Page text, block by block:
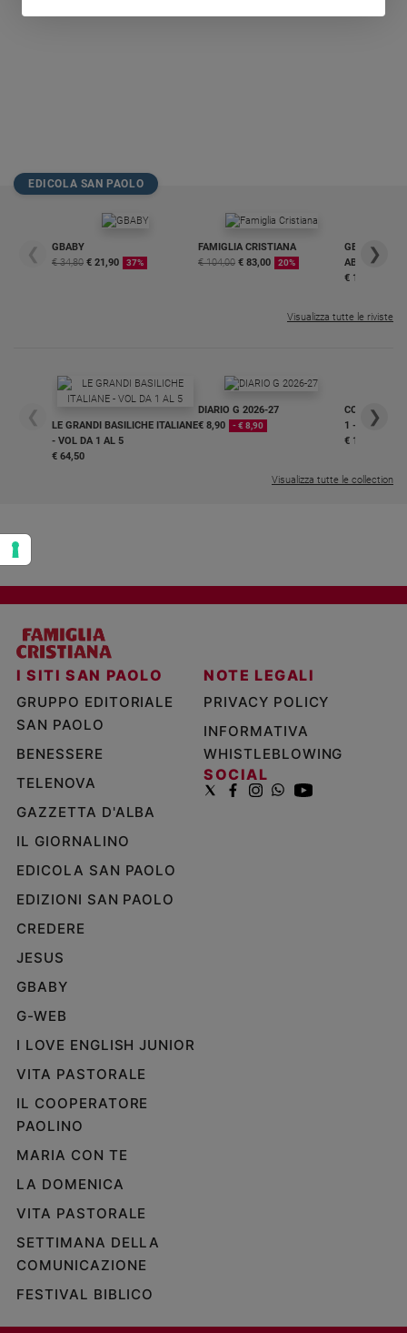
Chi
Contatti
Redazione
EDICOLA SAN PAOLO
❮
GBABY
€ 34,80 € 21,90 37%
FAMIGLIA CRISTIANA
€ 104,00 € 83,00 20%
GBABY
€ 16,99
❯
Visualizza tutte le riviste
❮
LE GRANDI BASILICHE ITALIANE
- VOL DA 1 AL 5
€ 64,50
DIARIO G 2026-27
€ 8,90
- € 8,90
COLLANA
1 - 2
€ 18,50
❯
Visualizza tutte le collection
I SITI SAN PAOLO
GRUPPO EDITORIALE
SAN PAOLO
BENESSERE
TELENOVA
GAZZETTA D'ALBA
IL GIORNALINO
EDICOLA SAN PAOLO
EDIZIONI SAN PAOLO
CREDERE
JESUS
GBABY
G-WEB
I LOVE ENGLISH JUNIOR
VITA PASTORALE
IL COOPERATORE
PAOLINO
MARIA CON TE
LA DOMENICA
VITA PASTORALE
SETTIMANA DELLA
COMUNICAZIONE
FESTIVAL BIBLICO
NOTE LEGALI
PRIVACY POLICY
INFORMATIVA
WHISTLEBLOWING
SOCIAL